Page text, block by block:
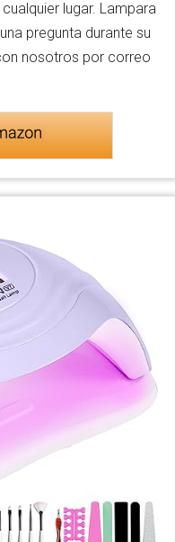
lugar. Lampara
pregunta durante su
nosotros por correo